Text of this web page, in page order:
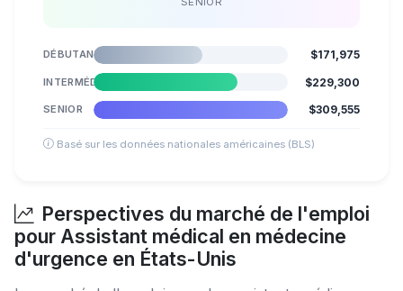
DÉBUTANT $171,975
INTERMÉDIAIRE $229,300
SENIOR $309,555
Basé sur les données nationales américaines (BLS)
Perspectives du marché de l'emploi
pour Assistant médical en médecine
d'urgence en États-Unis